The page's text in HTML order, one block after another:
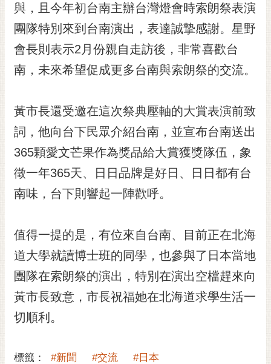
網
站
資
料
開
放
告
市
交
通
置
與，且今年初台南主辦台灣燈會時索朗祭表演
團隊特別來到台南演出，表達誠摯感謝。星野
會長則表示2月份親自走訪後，非常喜歡台
南，未來希望促成更多台南與索朗祭的交流。
黃市長還受邀在這次祭典壓軸的大賞表演前致
詞，他向台下民眾介紹台南，並宣布台南送出
365顆愛文芒果作為獎品給大賞獲獎隊伍，象
徵一年365天、日日品牌是好日、日日都有台
南味，台下則響起一陣歡呼。
值得一提的是，有位來自台南、目前正在北海
道大學就讀博士班的同學，也參與了日本當地
團隊在索朗祭的演出，特別在演出空檔趕來向
黃市長致意，市長祝福她在北海道求學生活一
切順利。
標籤： #新聞 #交流 #日本